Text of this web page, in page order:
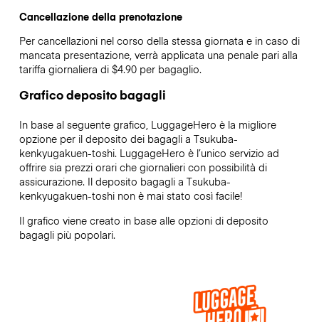
Cancellazione della prenotazione
Per cancellazioni nel corso della stessa giornata e in caso di
mancata presentazione, verrà applicata una penale pari alla
tariffa giornaliera di $4.90 per bagaglio.
Grafico deposito bagagli
In base al seguente grafico, LuggageHero è la migliore
opzione per il deposito dei bagagli a Tsukuba-
kenkyugakuen-toshi. LuggageHero è l’unico servizio ad
offrire sia prezzi orari che giornalieri con possibilità di
assicurazione. Il deposito bagagli a Tsukuba-
kenkyugakuen-toshinon è mai stato così facile!
Il grafico viene creato in base alle opzioni di deposito
bagagli più popolari.